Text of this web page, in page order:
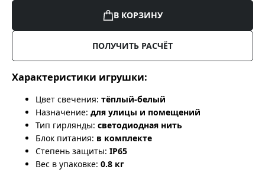
В КОРЗИНУ
ПОЛУЧИТЬ РАСЧЁТ
Характеристики игрушки:
Цвет свечения: тёплый-белый
Назначение: для улицы и помещений
Тип гирлянды: светодиодная нить
Блок питания: в комплекте
Степень защиты: IP65
Вес в упаковке: 0.8 кг